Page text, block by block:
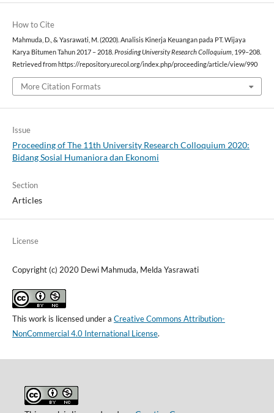
How to Cite
Mahmuda, D., & Yasrawati, M. (2020). Analisis Kinerja Keuangan pada PT. Wijaya
Karya Bitumen Tahun 2017 – 2018. Prosiding University Research Colloquium , 199–208.
Retrieved from https://repository.urecol.org/index.php/proceeding/article/view/990
More Citation Formats
Issue
Proceeding of The 11th University Research Colloquium 2020:
Bidang Sosial Humaniora dan Ekonomi
Section
Articles
License
Copyright (c) 2020 Dewi Mahmuda, Melda Yasrawati
This work is licensed under a Creative Commons Attribution-
NonCommercial 4.0 International License.